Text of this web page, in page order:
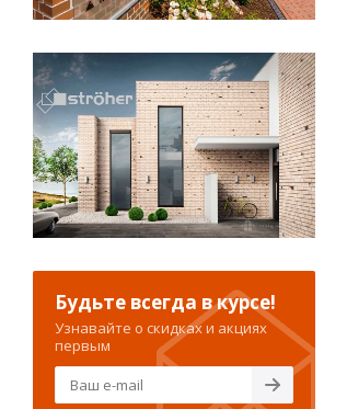
Будьте всегда в курсе!
Узнавайте о скидках и акциях
первым